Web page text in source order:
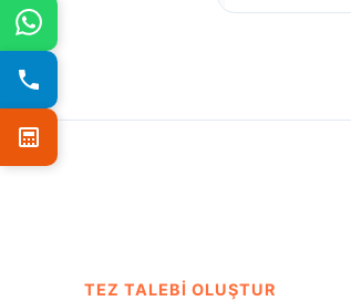
TEZ TALEBI OLUŞTUR